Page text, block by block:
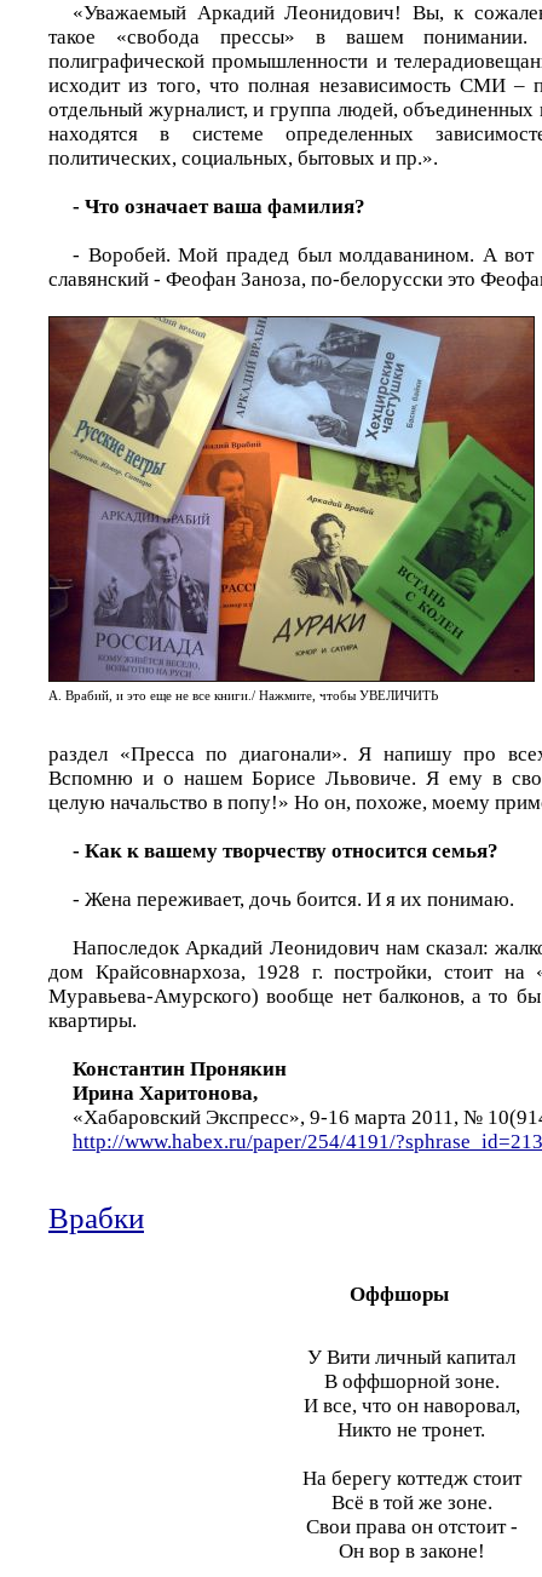
«Уважаемый Аркадий Леонидович! Вы, к
такое «свобода прессы» в вашем
полиграфической промышленности и
исходит из того, что полная независимость СМИ –
отдельный журналист, и группа людей,
находятся в системе определенных
политических, социальных, бытовых и пр.».
- Что означает ваша фамилия?
- Воробей. Мой прадед был молдаванином. А вот
славянский - Феофан Заноза, по-белорусски это
А. Врабий, и это еще не все книги./ Нажмите, чтобы УВЕЛИЧИТЬ
раздел «Пресса по диагонали». Я напишу про
Вспомню и о нашем Борисе Львовиче. Я ему в
целую начальство в попу!» Но он, похоже, моему
- Как к вашему творчеству относится семья?
- Жена переживает, дочь боится. И я их понимаю.
Напоследок Аркадий Леонидович нам сказал:
дом Крайсовнархоза, 1928 г. постройки, стоит на
Муравьева-Амурского) вообще нет балконов, а то
квартиры.
Константин Пронякин
Ирина Харитонова,
«Хабаровский Экспресс», 9-16 марта 2011, №
http://www.habex.ru/paper/254/4191/
Врабки
Оффшоры
У Вити личный капитал
В оффшорной зоне.
И все, что он наворовал,
Никто не тронет.
На берегу коттедж стоит
Всё в той же зоне.
Свои права он отстоит -
Он вор в законе!